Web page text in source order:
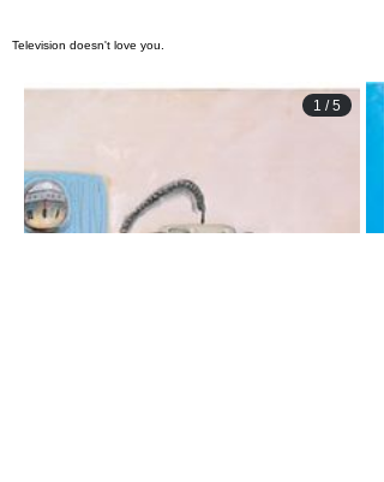
Television doesn't love you.
1 /5